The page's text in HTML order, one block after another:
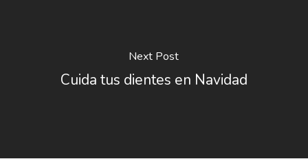
Next Post
Cuida tus dientes en Navidad